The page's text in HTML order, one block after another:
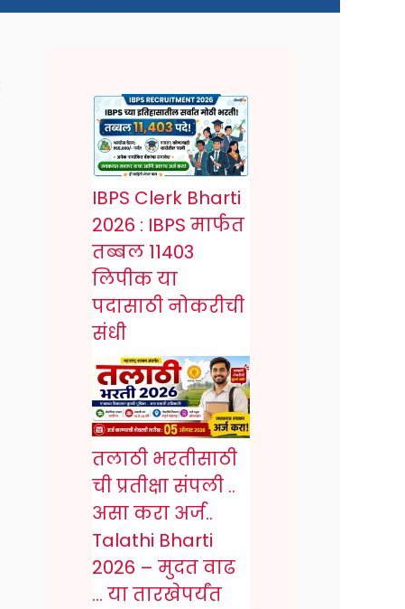
IBPS Clerk Bharti
2026 : IBPS मार्फत
तब्बल 11403
लिपीक या
पदासाठी नोकरीची
संधी
तलाठी भरतीसाठी
ची प्रतीक्षा संपली ..
असा करा अर्ज..
Talathi Bharti
2026 – मुदत वाढ
… या तारखेपर्यंत